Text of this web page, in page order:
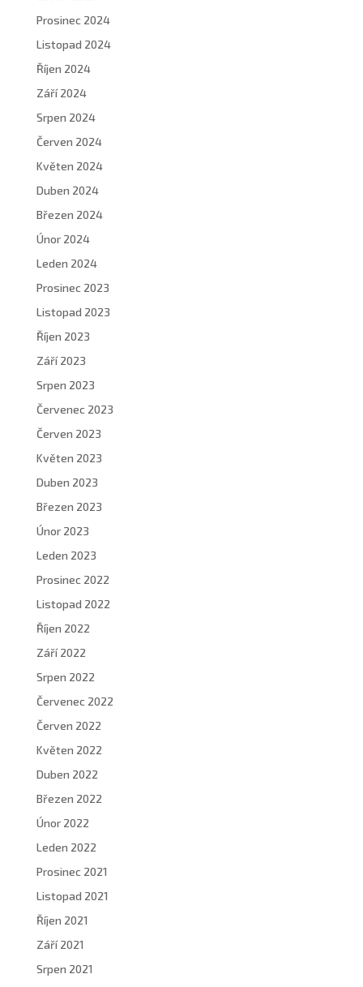
Prosinec 2024
Listopad 2024
Říjen 2024
Září 2024
Srpen 2024
Červen 2024
Květen 2024
Duben 2024
Březen 2024
Únor 2024
Leden 2024
Prosinec 2023
Listopad 2023
Říjen 2023
Září 2023
Srpen 2023
Červenec 2023
Červen 2023
Květen 2023
Duben 2023
Březen 2023
Únor 2023
Leden 2023
Prosinec 2022
Listopad 2022
Říjen 2022
Září 2022
Srpen 2022
Červenec 2022
Červen 2022
Květen 2022
Duben 2022
Březen 2022
Únor 2022
Leden 2022
Prosinec 2021
Listopad 2021
Říjen 2021
Září 2021
Srpen 2021